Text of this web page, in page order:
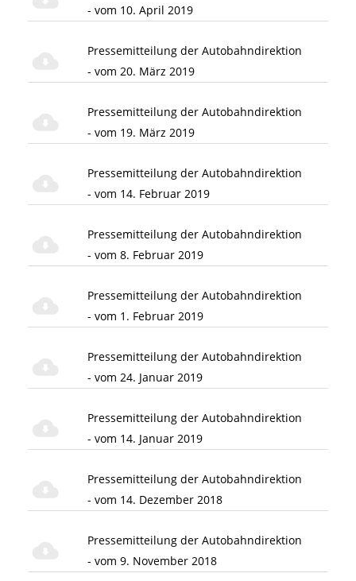
- vom 10. April 2019
Pressemitteilung der Autobahndirektion
- vom 20. März 2019
Pressemitteilung der Autobahndirektion
- vom 19. März 2019
Pressemitteilung der Autobahndirektion
- vom 14. Februar 2019
Pressemitteilung der Autobahndirektion
- vom 8. Februar 2019
Pressemitteilung der Autobahndirektion
- vom 1. Februar 2019
Pressemitteilung der Autobahndirektion
- vom 24. Januar 2019
Pressemitteilung der Autobahndirektion
- vom 14. Januar 2019
Pressemitteilung der Autobahndirektion
- vom 14. Dezember 2018
Pressemitteilung der Autobahndirektion
- vom 9. November 2018